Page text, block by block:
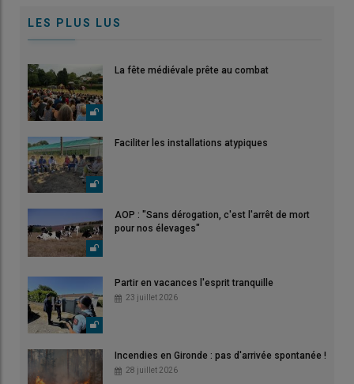
LES PLUS LUS
La fête médiévale prête au combat
Faciliter les installations atypiques
AOP : "Sans dérogation, c'est l'arrêt de mort
pour nos élevages"
Partir en vacances l'esprit tranquille
23 juillet 2026
Incendies en Gironde : pas d'arrivée spontanée !
28 juillet 2026